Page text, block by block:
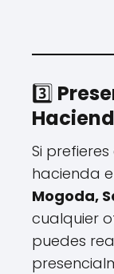
3️⃣
Si
hacienda
Mogoda,
cualquier
puedes